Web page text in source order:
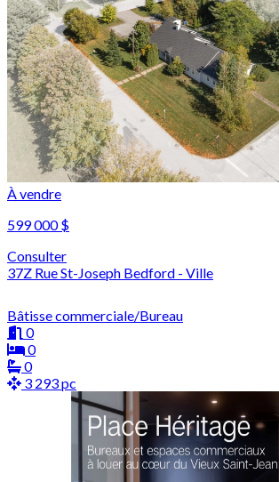
À vendre
599 000 $
Consulter
37Z Rue St-Joseph Bedford - Ville
Bâtisse commerciale/Bureau
0
0
0
3 293 pc